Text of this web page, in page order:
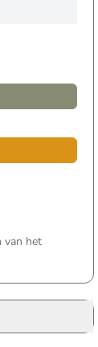
van het